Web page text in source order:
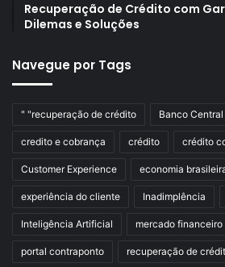
Recuperação de Crédito com
Dilemas e Soluções
Navegue por Tags
" "recuperação de crédito Banco Central
credito e cobrança crédito crédito
Customer Experience economia
experiência do cliente Inadimplência
Inteligência Artificial mercado financeiro
portal contraponto recuperação de